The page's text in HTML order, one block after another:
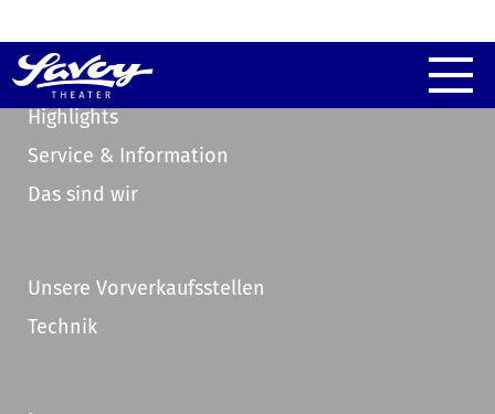
Highlights
Service & Information
Das sind wir
Unsere Vorverkaufsstellen
Technik